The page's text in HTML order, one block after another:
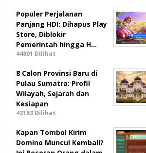
Populer Perjalanan
Panjang HDI: Dihapus Play
Store, Diblokir
Pemerintah hingga H…
44801 Dilihat
8 Calon Provinsi Baru di
Pulau Sumatra: Profil
Wilayah, Sejarah dan
Kesiapan
43163 Dilihat
Kapan Tombol Kirim
Domino Muncul Kembali?